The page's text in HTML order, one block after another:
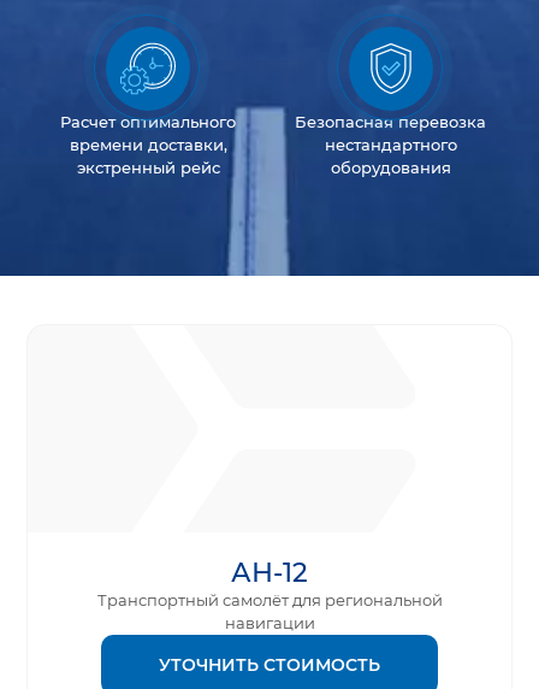
Расчет оптимального
времени доставки,
экстренный рейс
Безопасная перевозка
нестандартного
оборудования
АН-12
Транспортный самолёт для региональной
навигации
УТОЧНИТЬ СТОИМОСТЬ